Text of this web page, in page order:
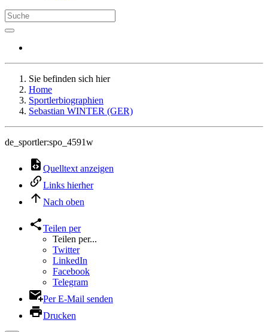
Sie befinden sich hier
Home
Sportlerbiographien
Sebastian WINTER (GER)
de_sportler:spo_4591w
Quelltext anzeigen
Links hierher
Nach oben
Teilen per
Teilen per...
Twitter
LinkedIn
Facebook
Telegram
Per E-Mail senden
Drucken